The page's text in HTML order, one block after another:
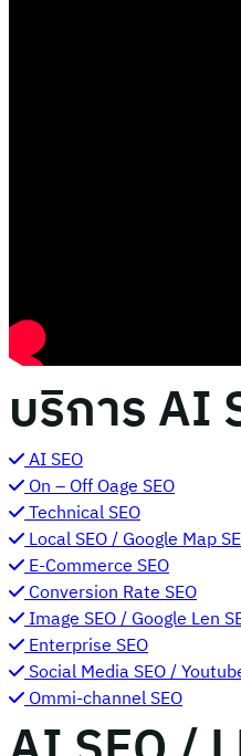
บริการ AI
AI SEO​
On – Off Oage SEO
Technical SEO
Local SEO / Google Map
E-Commerce SEO
Conversion Rate SEO
Image SEO / Google Len
Enterprise SEO
Social Media SEO /
Ommi-channel SEO